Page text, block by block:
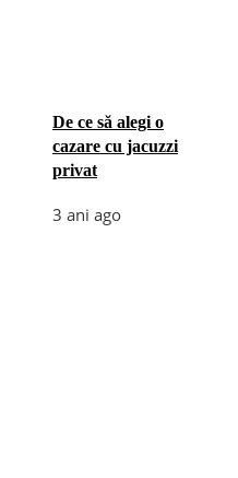
De ce să alegi o
cazare cu jacuzzi
privat
3 ani ago